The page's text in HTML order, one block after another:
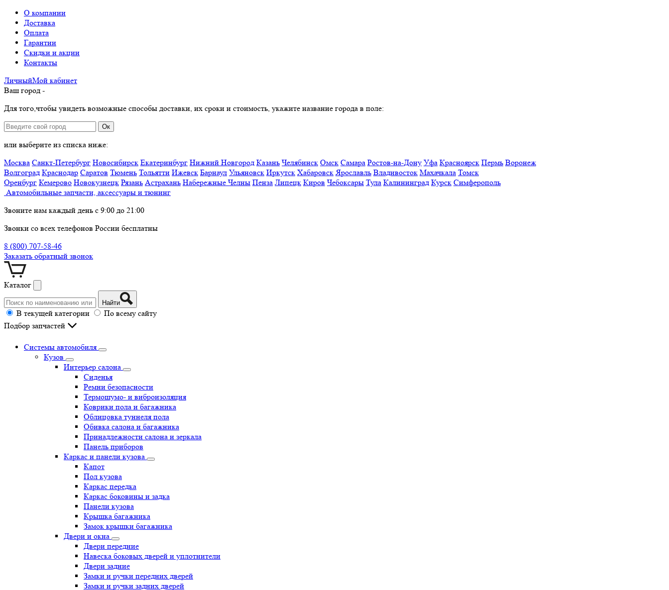
О компании
Доставка
Оплата
Гарантии
Скидки и акции
Контакты
ЛичныйМой кабинет
Ваш город -
Для того,чтобы увидеть возможные способы доставки, их сроки и стоимость, укажите название города в поле:
Ок
или выберите из списка ниже:
Москва Санкт-Петербург Новосибирск Екатеринбург Нижний Новгород Казань Челябинск Омск Самара Ростов-на-Дону Уфа Красноярск Пермь Воронеж
Волгоград Краснодар Саратов Тюмень Тольятти Ижевск Барнаул Ульяновск Иркутск Хабаровск Ярославль Владивосток Махачкала Томск
Оренбург Кемерово Новокузнецк Рязань Астрахань Набережные Челны Пенза Липецк Киров Чебоксары Тула Калининград Курск Симферополь
Автомобильные запчасти, аксессуары и тюнинг
Звоните нам каждый день с 9:00 до 21:00
Звонки со всех телефонов России бесплатны
8 (800) 707-58-46
Заказать обратный звонок
Каталог
Найти
В текущей категории
По всему сайту
Подбор запчастей
Системы автомобиля
Кузов
Интерьер салона
Сиденья
Ремни безопасности
Термошумо- и виброизоляция
Коврики пола и багажника
Облицовка туннеля пола
Обивка салона и багажника
Принадлежности салона и зеркала
Панель приборов
Каркас и панели кузова
Капот
Пол кузова
Каркас передка
Каркас боковины и задка
Панели кузова
Крышка багажника
Замок крышки багажника
Двери и окна
Двери передние
Навеска боковых дверей и уплотнители
Двери задние
Замки и ручки передних дверей
Замки и ручки задних дверей